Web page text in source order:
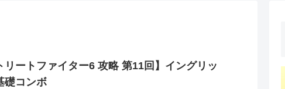
リートファイター6 攻略 第11回】イングリッ
コンボ